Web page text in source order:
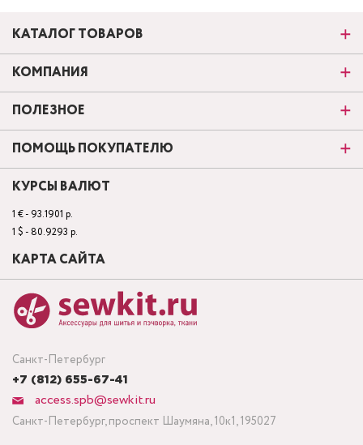
Санкт-Петербург
+7 (812) 655-67-41
access.spb@sewkit.ru
Санкт-Петербург, проспект Шаумяна, 10к1, 195027
КАТАЛОГ ТОВАРОВ
КОМПАНИЯ
ПОЛЕЗНОЕ
ПОМОЩЬ ПОКУПАТЕЛЮ
КУРСЫ ВАЛЮТ
1 € - 93.1901 р.
1 $ - 80.9293 р.
КАРТА САЙТА